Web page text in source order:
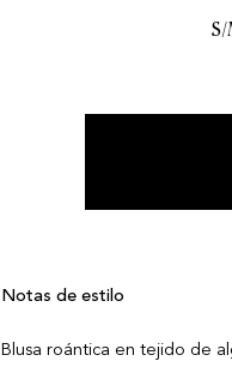
S/
Notas de estilo
Blusa roántica en tejido de